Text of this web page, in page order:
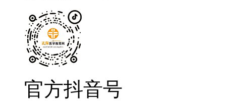
官方抖音号